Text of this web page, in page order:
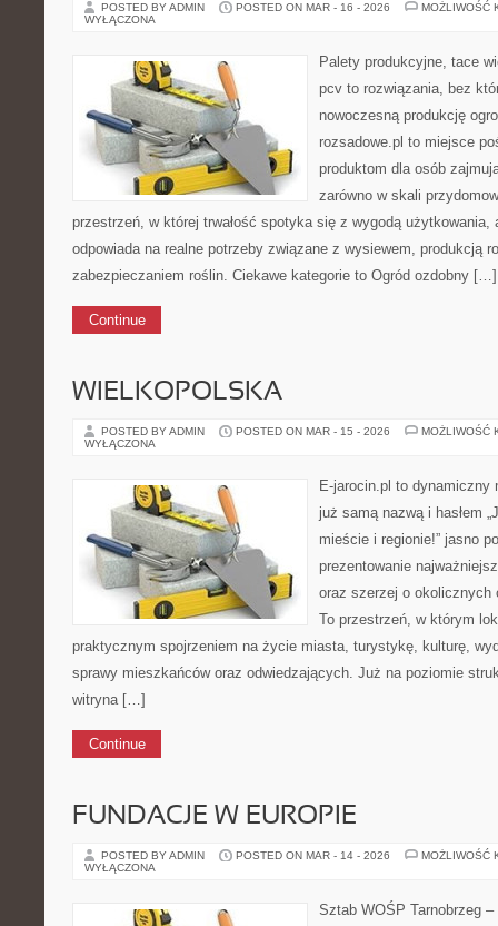
POSTED BY ADMIN POSTED ON MAR - 16 - 2026
MOŻLIWOŚĆ
WYŁĄCZONA
Palety produkcyjne, tace
pcv to rozwiązania, bez
nowoczesną produkcję
rozsadowe.pl to miejsce
produktom dla osób
zarówno w skali
przestrzeń, w której trwałość spotyka się z wygodą użytkowania,
odpowiada na realne potrzeby związane z wysiewem, produkcją
zabezpieczaniem roślin. Ciekawe kategorie to Ogród ozdobny […]
Continue
WIELKOPOLSKA
POSTED BY ADMIN POSTED ON MAR - 15 - 2026
MOŻLIWOŚĆ
WYŁĄCZONA
E-jarocin.pl to dynamiczny
już samą nazwą i hasłem
mieście i regionie!” jasno
prezentowanie
oraz szerzej o okolicznych
To przestrzeń, w którym
praktycznym spojrzeniem na życie miasta, turystykę, kulturę,
sprawy mieszkańców oraz odwiedzających. Już na poziomie
witryna […]
Continue
FUNDACJE W EUROPIE
POSTED BY ADMIN POSTED ON MAR - 14 - 2026
MOŻLIWOŚĆ
WYŁĄCZONA
Sztab WOŚP Tarnobrzeg